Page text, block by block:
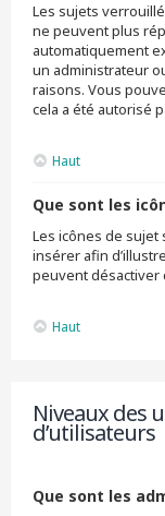
Les sujets
ne peuvent plus
automatiquement
un administrateur
raisons. Vous
cela a été autorisé
Haut
Que sont les
Les icônes de sujet
insérer afin
peuvent désactiver
Haut
Niveaux des
d’utilisateurs
Que sont les